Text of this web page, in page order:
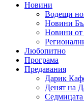
Новини
Водещи
Новини
Новини от
Любопитно
Програма
Предавания
Дарик
Денят на